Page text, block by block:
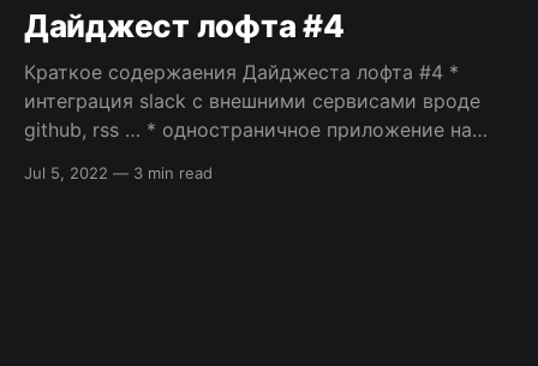
Дайджест лофта #4
Краткое содержаения Дайджеста лофта #4 *
интеграция slack с внешними сервисами вроде
github, rss … * одностраничное приложение на
окружения с помощью docker * http/2 и ssh –
Jul 5, 2022 — 3 min read